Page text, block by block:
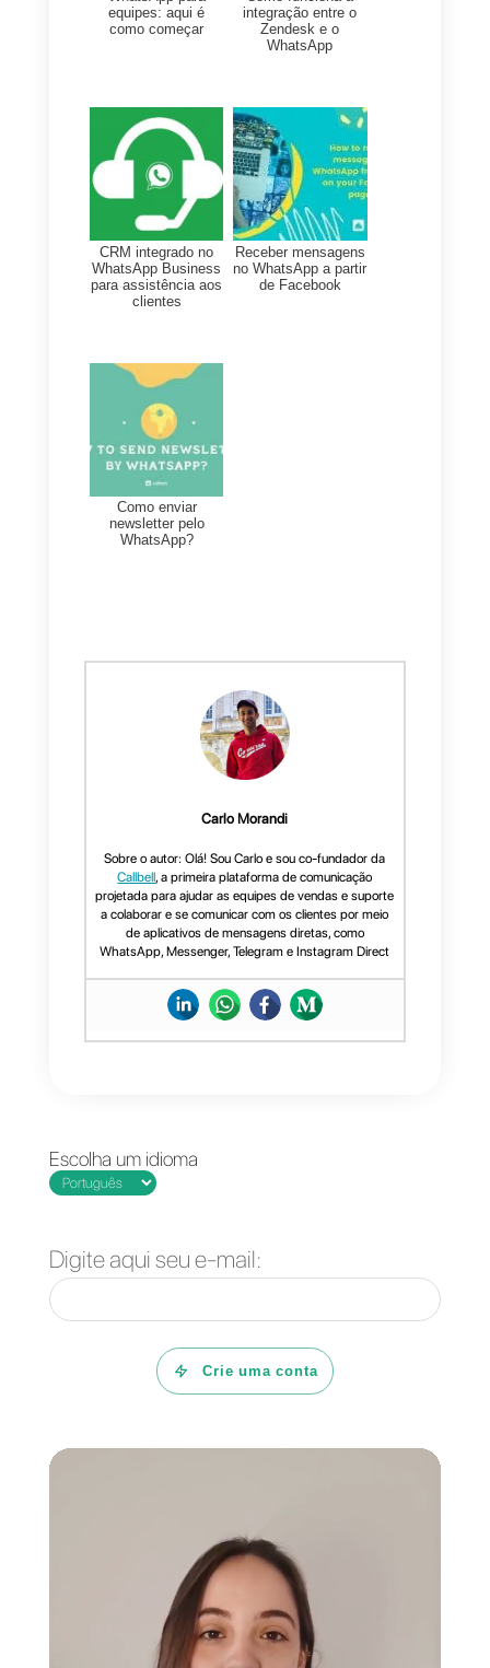
nossos clientes, tanto on-line
Comece hoje a usar o WhatsApp
para se comunicar com seus
clientes graças a Callbell,
uma conta gratuitaclicando
aqui!
Integre o WhatsApp no seu site
Para qualquer pergunta ou
solicitação de suporte, você
nos contatar em:
support@callbell.eu, escreva-nos
via chat ou deixe um comentário
abaixo. Nós entraremos em
Perguntas Frequentes
Como você pode
WhatsApp no seu
É possível
adicionar um